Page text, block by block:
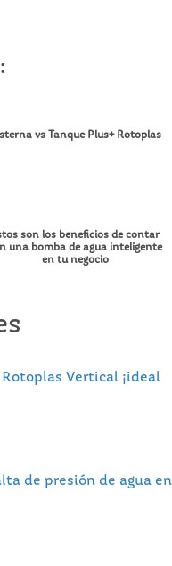
vs Tanque Plus+ Rotoplas
son los beneficios de contar
una bomba de agua inteligente
en tu negocio
Vertical ¡ideal
de presión de agua en